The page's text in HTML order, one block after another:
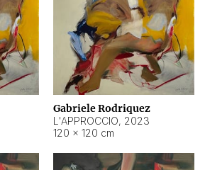
Gabriele Rodriquez
L'APPROCCIO, 2023
120 × 120 cm